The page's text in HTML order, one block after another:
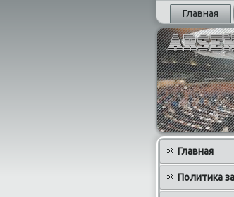
Главная
Главная
Политика